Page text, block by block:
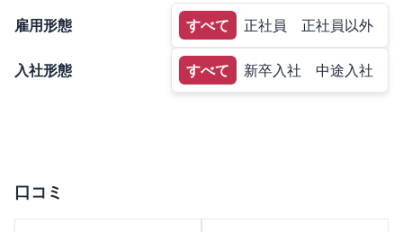
雇用形態 すべて 正社員 正社員以外
入社形態 すべて 新卒入社 中途入社
口コミ